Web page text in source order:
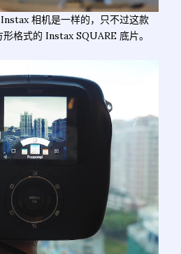
相机是一样的，只不过这款
格式的 Instax SQUARE 底片。